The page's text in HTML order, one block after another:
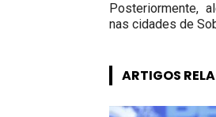
Posteriormente,
nas cidades de
ARTIGOS